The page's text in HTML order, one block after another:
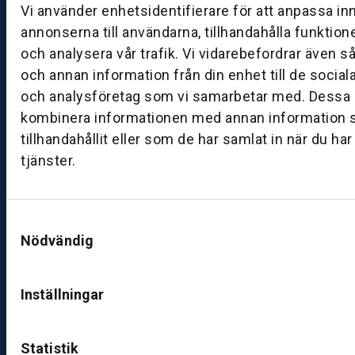
Vi använder enhetsidentifierare för att anpassa
annonserna till användarna, tillhandahålla
och analysera vår trafik. Vi vidarebefordrar även
och annan information från din enhet till de
och analysföretag som vi samarbetar med. Dessa
kombinera informationen med annan information
tillhandahållit eller som de har samlat in när du
tjänster.
Nödvändig
Inställningar
Statistik
0
8:
0
0
–
1
7:
0
0
ut
k